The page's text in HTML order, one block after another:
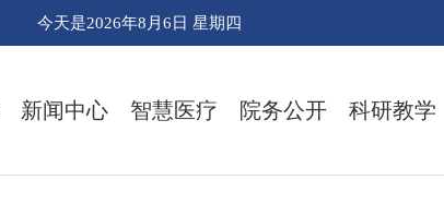
今天是2026年8月6日 星期四
新闻中心 智慧医疗 院务公开 科研教学